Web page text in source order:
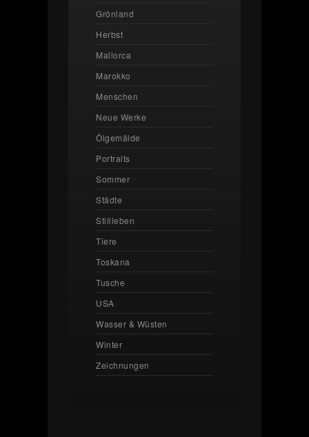
Grönland
Herbst
Mallorca
Marokko
Menschen
Neue Werke
Ölgemälde
Portraits
Sommer
Städte
Stillleben
Tiere
Toskana
Tusche
USA
Wasser & Wüsten
Winter
Zeichnungen